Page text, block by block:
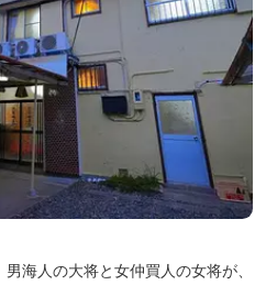
海人の大将と女仲買人の女将が、